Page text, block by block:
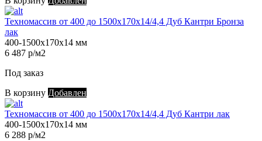
Техномассив от 400 до 1500х170х14/4,4 Дуб Кантри Бронза
лак
400-1500х170х14 мм
6 487 р/м2
Под заказ
В корзину Добавлен
Техномассив от 400 до 1500х170х14/4,4 Дуб Кантри лак
400-1500х170х14 мм
6 288 р/м2